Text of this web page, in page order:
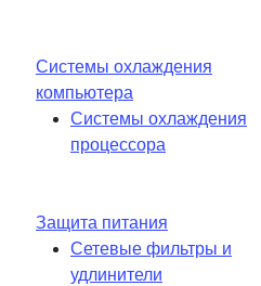
Системы охлаждения
компьютера
Системы охлаждения
процессора
Защита питания
Сетевые фильтры и
удлинители